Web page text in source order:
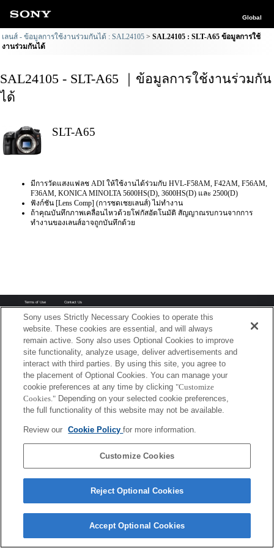
Global
เลนส์ - ข้อมูลการใช้งานร่วมกันได้ : SAL24105
SAL24105 : SLT-A65 ข้อมูลการใช้
งานร่วมกันได้
SAL24105 - SLT-A65 ｜ข้อมูลการใช้งานร่วมกัน
ได้
SLT-A65
มีการวัดแสงแฟลช ADI ให้ใช้งานได้ร่วมกับ HVL-F58AM, F42AM, F56AM,
F36AM, KONICA MINOLTA 5600HS(D), 3600HS(D) และ 2500(D)
ฟังก์ชัน [Lens Comp] (การชดเชยเลนส์) ไม่ทำงาน
ถ้าคุณบันทึกภาพเคลื่อนไหวด้วยโฟกัสอัตโนมัติ สัญญาณรบกวนจากการ
ทำงานของเลนส์อาจถูกบันทึกด้วย
Terms of Use Contact Us
Sony uses Strictly Necessary Cookies to operate this
website. These cookies are essential, and will always
remain active. Sony also uses Optional Cookies to improve
site functionality, analyze usage, deliver advertisements and
interact with third parties. By using this site, you agree to
the placement of Optional Cookies. You can manage your
cookie preferences at any time by clicking "Customize
Cookies." Depending on your selected cookie preferences,
the full functionality of this website may not be available.
Review our Cookie Policyfor more information.
Customize Cookies
Reject Optional Cookies
Accept Optional Cookies